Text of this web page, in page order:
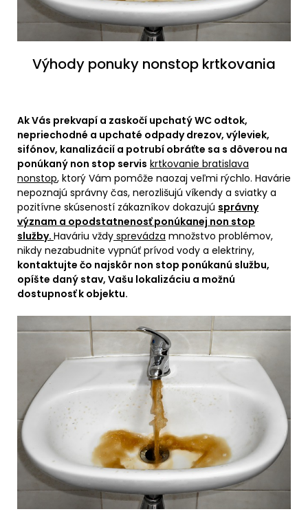
Výhody ponuky nonstop krtkovania
Ak Vás prekvapí a zaskočí upchatý WC odtok,
nepriechodné a upchaté odpady drezov, výleviek,
sifónov, kanalizácií a potrubí obráťte sa s dôverou na
ponúkaný non stop servis krtkovanie bratislava
nonstop, ktorý Vám pomôže naozaj veľmi rýchlo. Havárie
nepoznajú správny čas, nerozlišujú víkendy a sviatky a
pozitívne skúseností zákazníkov dokazujú správny
význam a opodstatnenosť ponúkanej non stop
služby. Haváriu vždy sprevádza množstvo problémov,
nikdy nezabudnite vypnúť prívod vody a elektriny,
kontaktujte čo najskôr non stop ponúkanú službu,
opíšte daný stav, Vašu lokalizáciu a možnú
dostupnosť k objektu.